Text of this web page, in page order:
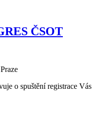
ČSOT
o spuštění registrace Vás